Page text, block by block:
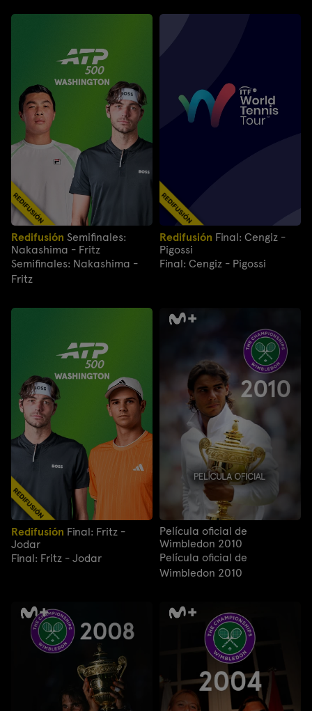
Redifusión
Nakashima - Fritz
Semifinales: Nakashima -
Fritz
Redifusión
Pigossi
Final: Cengiz - Pigossi
Redifusión
Jodar
Final: Fritz - Jodar
Película oficial de
Wimbledon 2010
Película oficial de
Wimbledon 2010